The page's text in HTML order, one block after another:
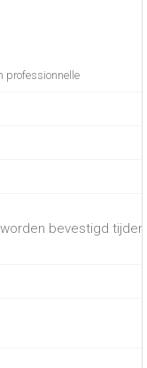
professionnelle
bevestigd